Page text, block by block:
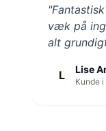
væk på
alt
L Lise
Kunde